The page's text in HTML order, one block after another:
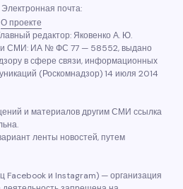
Электронная почта:
О проекте
редактор: Яковенко А. Ю.
СМИ: ИА № ФС 77 — 58552, выдано
в сфере связи, информационных
(Роскомнадзор) 14 июля 2014
и материалов другим СМИ ссылка
ленты новостей, путем
Facebook и Instagram) — организация